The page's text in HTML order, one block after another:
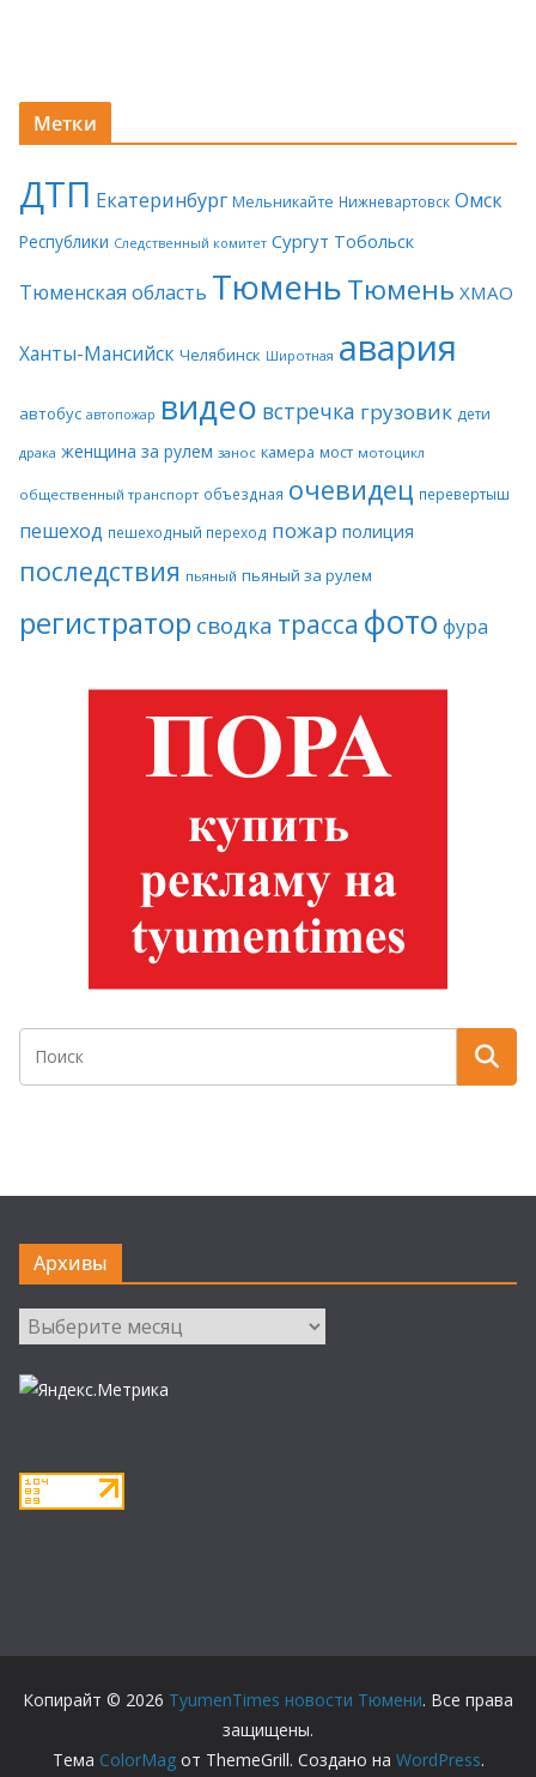
Метки
ДТП Екатеринбург Мельникайте Нижневартовск Омск
Республики Следственный комитет Сургут Тобольск
Тюменская область ТюменьТюмень ХМАО
Ханты-Мансийск Челябинск Широтная авария
автобус автопожар видео встречка грузовик дети
драка женщина за рулем занос камера мост мотоцикл
общественный транспорт объездная очевидец перевертыш
пешеход пешеходный переход пожар полиция
последствия пьяный пьяный за рулем
регистратор сводка трасса фото фура
Архивы
Архивы
Копирайт © 2026 TyumenTimes новости Тюмени. Все права
защищены.
Тема ColorMagот ThemeGrill. Создано на WordPress.